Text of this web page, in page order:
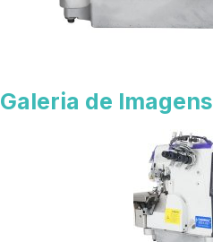
Galeria de Imagens